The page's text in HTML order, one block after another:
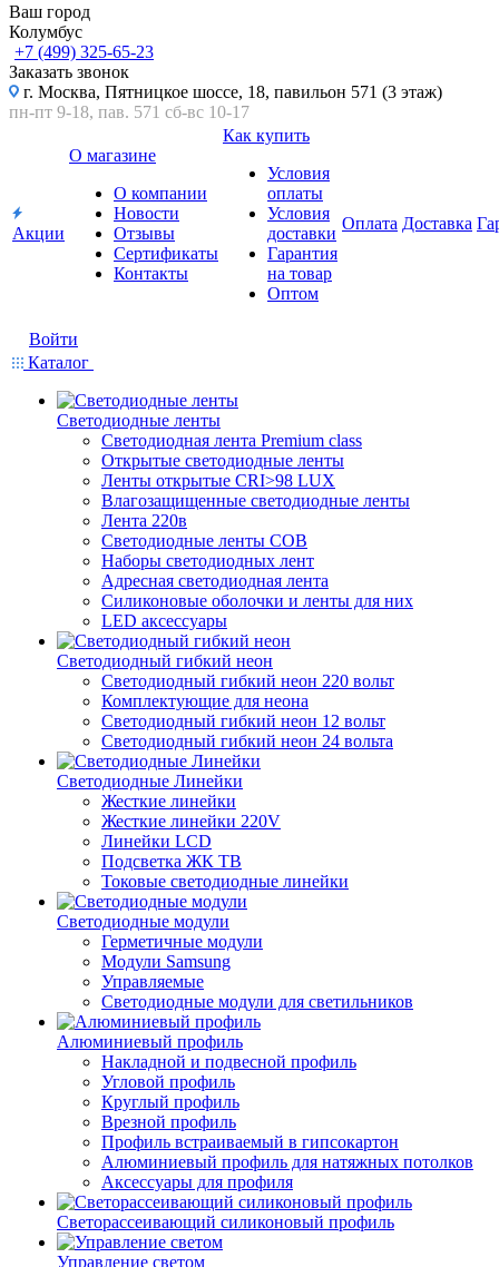
Ваш город
Колумбус
+7 (499) 325-65-23
Заказать звонок
г. Москва, Пятницкое шоссе, 18, павильон 571 (3 этаж)
пн-пт 9-18, пав. 571 сб-вс 10-17
Акции
О магазине
О компании
Новости
Отзывы
Сертификаты
Контакты
Как купить
Условия
оплаты
Условия
доставки
Гарантия
на товар
Оптом
Оплата Доставка
Войти
Каталог
Светодиодные ленты
Светодиодная лента Premium class
Открытые светодиодные ленты
Ленты открытые CRI>98 LUX
Влагозащищенные светодиодные ленты
Лента 220в
Светодиодные ленты COB
Наборы светодиодных лент
Адресная светодиодная лента
Силиконовые оболочки и ленты для них
LED аксессуары
Светодиодный гибкий неон
Светодиодный гибкий неон 220 вольт
Комплектующие для неона
Светодиодный гибкий неон 12 вольт
Светодиодный гибкий неон 24 вольта
Светодиодные Линейки
Жесткие линейки
Жесткие линейки 220V
Линейки LCD
Подсветка ЖК ТВ
Токовые светодиодные линейки
Светодиодные модули
Герметичные модули
Модули Samsung
Управляемые
Светодиодные модули для светильников
Алюминиевый профиль
Накладной и подвесной профиль
Угловой профиль
Круглый профиль
Врезной профиль
Профиль встраиваемый в гипсокартон
Алюминиевый профиль для натяжных потолков
Аксессуары для профиля
Светорассеивающий силиконовый профиль
Управление светом